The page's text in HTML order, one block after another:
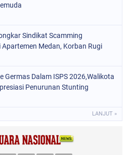
Sindikat Scamming
Medan, Korban Rugi
Germas Dalam ISPS 2026,Walikota
Penurunan Stunting
LANJUT »